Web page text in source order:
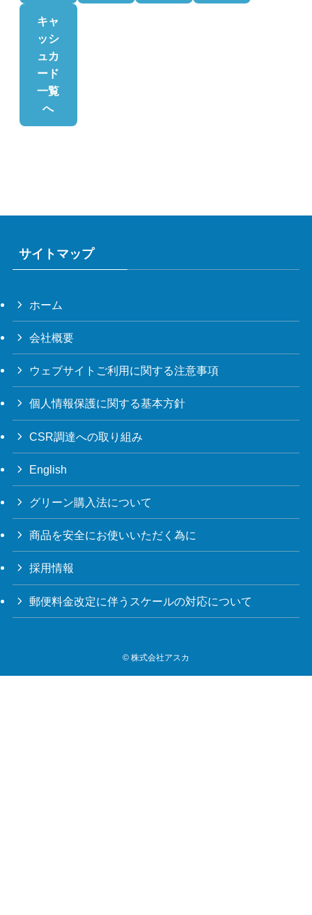
キャ
ッシ
ュカ
ード
一覧
へ
サイトマップ
ホーム
会社概要
ウェブサイトご利用に関する注意事項
個人情報保護に関する基本方針
CSR調達への取り組み
English
グリーン購入法について
商品を安全にお使いいただく為に
採用情報
郵便料金改定に伴うスケールの対応について
© 株式会社アスカ